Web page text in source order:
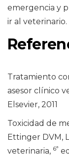
emergencia y
ir al veterinario.
Tratamiento
asesor clínico
Elsevier, 2011
Toxicidad de
Ettinger DVM,
veterinaria, 6ª